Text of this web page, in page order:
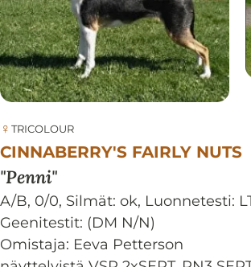
♀ TRICOLOUR
CINNABERRY'S FAIRLY NUTS
Penni
A/B, 0/0, Silmät: ok, Luonnetesti:
Geenitestit: (DM N/N)
Omistaja: Eeva Petterson